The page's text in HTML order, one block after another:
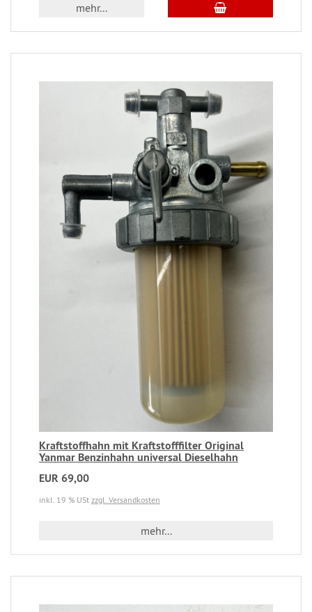
mehr...
Kraftstoffhahn mit Kraftstofffilter Original
Yanmar Benzinhahn universal Dieselhahn
EUR 69,00
inkl. 19 % USt zzgl. Versandkosten
mehr...